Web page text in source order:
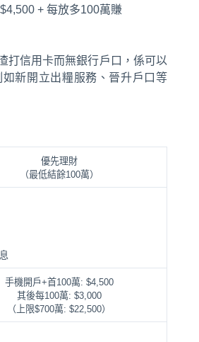
+ 每放多100萬賺
打信用卡而無銀行戶口，係可以
新開立出糧服務、晉升戶口等
優先理財
（最低結餘100萬）
手機開戶+首100萬: $4,500
其後每100萬: $3,000
（上限$700萬: $22,500）